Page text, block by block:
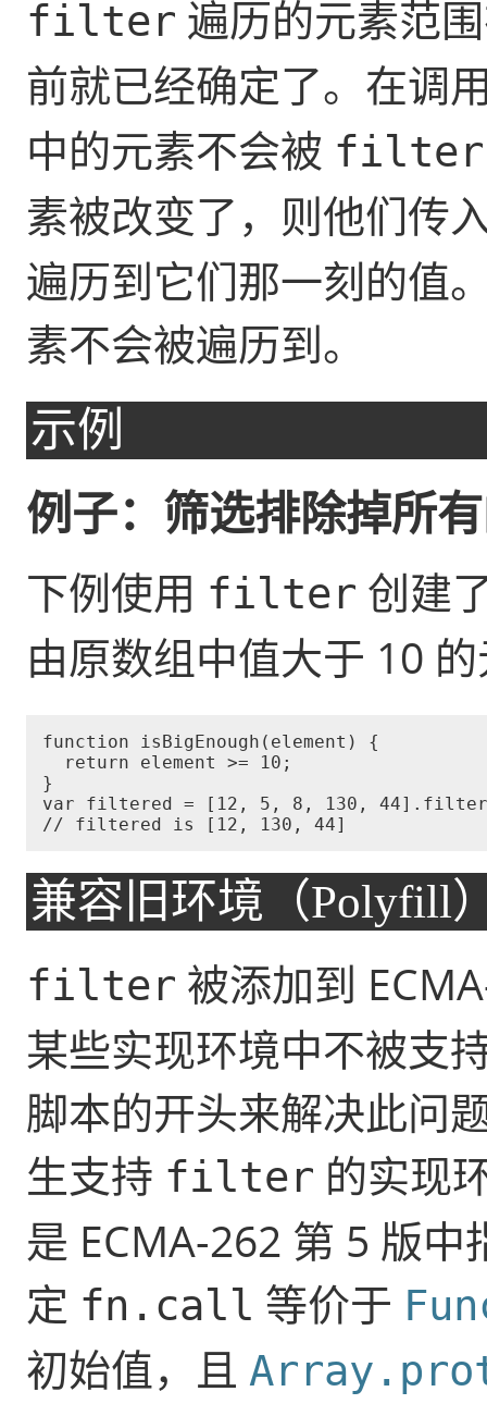
filter 遍历的元素范
前就已经确定了。在调
中的元素不会被 filter
素被改变了，则他们传
遍历到它们那一刻的值
素不会被遍历到。
示例
例子：筛选排除掉所
下例使用 filter 创建
由原数组中值大于 10
function isBigEnough(element) {
  return element >= 10;
}
var filtered = [12, 5, 8, 130,
兼容旧环境（Polyfill
filter 被添加到
某些实现环境中不被支
脚本的开头来解决此问
生支持 filter 的实现
是 ECMA-262 第 5 版
定 fn.call 等价于
初始值，且